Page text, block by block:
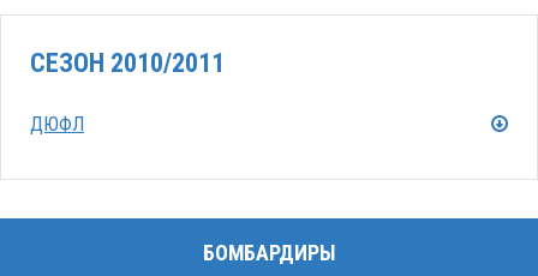
СЕЗОН 2010/2011
ДЮФЛ
БОМБАРДИРЫ